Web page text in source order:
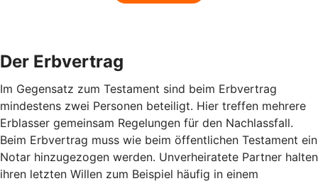
Der Erbvertrag
Im Gegensatz zum Testament sind beim Erbvertrag
mindestens zwei Personen beteiligt. Hier treffen mehrere
Erblasser gemeinsam Regelungen für den Nachlassfall.
Beim Erbvertrag muss wie beim öffentlichen Testament ein
Notar hinzugezogen werden. Unverheiratete Partner halten
ihren letzten Willen zum Beispiel häufig in einem